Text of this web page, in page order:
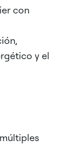
con
y el